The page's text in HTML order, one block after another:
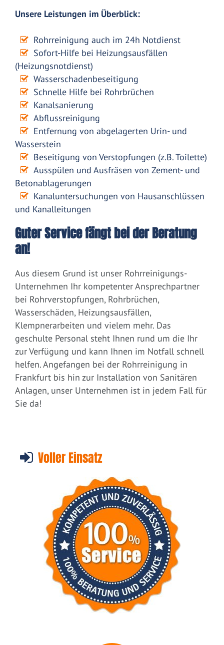
Unsere Leistungen im Überblick:
Rohrreinigung auch im 24h Notdienst
Sofort-Hilfe bei Heizungsausfällen
(Heizungsnotdienst)
Wasserschadenbeseitigung
Schnelle Hilfe bei Rohrbrüchen
Kanalsanierung
Abflussreinigung
Entfernung von abgelagerten Urin- und
Wasserstein
Beseitigung von Verstopfungen (z.B. Toilette)
Ausspülen und Ausfräsen von Zement- und
Betonablagerungen
Kanaluntersuchungen von Hausanschlüssen
und Kanalleitungen
Guter Service fängt bei der Beratung
an!
Aus diesem Grund ist unser Rohrreinigungs-
Unternehmen Ihr kompetenter Ansprechpartner
bei Rohrverstopfungen, Rohrbrüchen,
Wasserschäden, Heizungsausfällen,
Klempnerarbeiten und vielem mehr. Das
geschulte Personal steht Ihnen rund um die Ihr
zur Verfügung und kann Ihnen im Notfall schnell
helfen. Angefangen bei der Rohrreinigung in
Frankfurt bis hin zur Installation von Sanitären
Anlagen, unser Unternehmen ist in jedem Fall für
Sie da!
Voller Einsatz